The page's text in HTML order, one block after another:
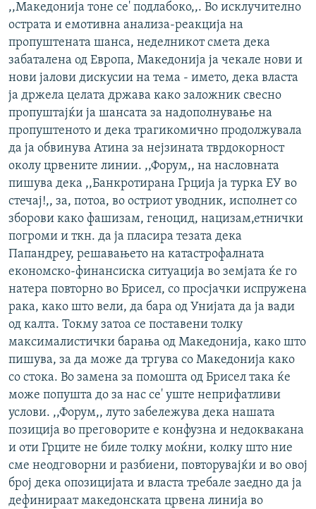
,,Македонија тоне се' подлабоко,,. Во исклучително
острата и емотивна анализа-реакција на
пропуштената шанса, неделникот смета дека
забаталена од Европа, Македонија ја чекале нови и
нови јалови дискусии на тема - името, дека власта
ја држела целата држава како заложник свесно
пропуштајќи ја шансата за надополнување на
пропуштеното и дека трагикомично продолжувала
да ја обвинува Атина за нејзината тврдокорност
околу црвените линии. ,,Форум,, на насловната
пишува дека ,,Банкротирана Грција ја турка ЕУ во
стечај!,, за, потоа, во остриот уводник, исполнет со
зборови како фашизам, геноцид, нацизам,етнички
погроми и ткн. да ја пласира тезата дека
Папандреу, решавањето на катастрофалната
економско-финансиска ситуација во земјата ќе го
натера повторно во Брисел, со просјачки испружена
рака, како што вели, да бара од Унијата да ја вади
од калта. Токму затоа се поставени толку
максималистички барања од Македонија, како што
пишува, за да може да тргува со Македонија како
со стока. Во замена за помошта од Брисел така ќе
може попушта до за нас се' уште неприфатливи
услови. ,,Форум,, луто забележува дека нашата
позиција во преговорите е конфузна и недоквакана
и оти Грците не биле толку моќни, колку што ние
сме неодговорни и разбиени, повторувајќи и во овој
број дека опозицијата и власта требале заедно да ја
дефинираат македонската црвена линија во